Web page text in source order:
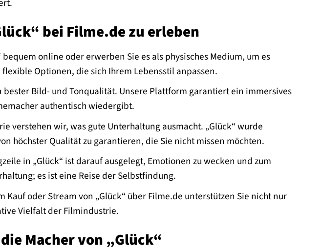
bei Filme.de zu erleben
bequem online oder erwerben Sie es als physisches Medium, um es
Optionen, die sich Ihrem Lebensstil anpassen.
bester Bild- und Tonqualität. Unsere Plattform garantiert ein immersives
authentisch wiedergibt.
verstehen wir, was gute Unterhaltung ausmacht. „Glück“ wurde
höchster Qualität zu garantieren, die Sie nicht missen möchten.
in „Glück“ ist darauf ausgelegt, Emotionen zu wecken und zum
es ist eine Reise der Selbstfindung.
Kauf oder Stream von „Glück“ über Filme.de unterstützen Sie nicht nur
Vielfalt der Filmindustrie.
Macher von „Glück“